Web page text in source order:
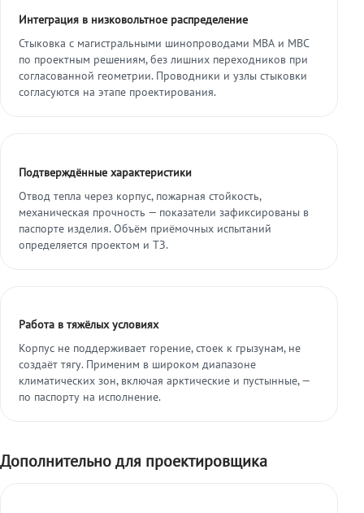
Интеграция в низковольтное распределение
Стыковка с магистральными шинопроводами МВА и МВС
по проектным решениям, без лишних переходников при
согласованной геометрии. Проводники и узлы стыковки
согласуются на этапе проектирования.
Подтверждённые характеристики
Отвод тепла через корпус, пожарная стойкость,
механическая прочность — показатели зафиксированы в
паспорте изделия. Объём приёмочных испытаний
определяется проектом и ТЗ.
Работа в тяжёлых условиях
Корпус не поддерживает горение, стоек к грызунам, не
создаёт тягу. Применим в широком диапазоне
климатических зон, включая арктические и пустынные, —
по паспорту на исполнение.
Дополнительно для проектировщика